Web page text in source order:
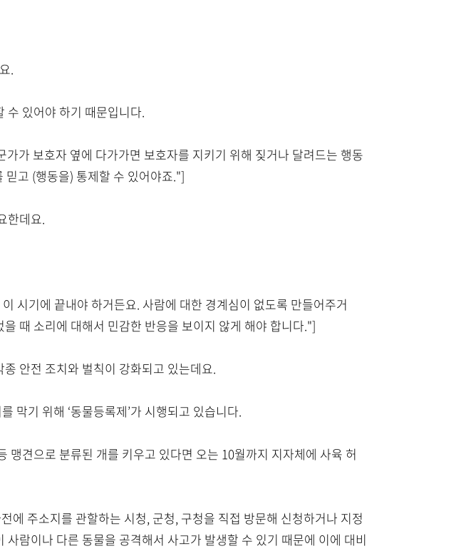
.
수 있어야 하기 때문입니다.
가 보호자 옆에 다가가면 보호자를 지키기 위해 짖거나 달려드는 행동
믿고 (행동을) 통제할 수 있어야죠."]
한데요.
시기에 끝내야 하거든요. 사람에 대한 경계심이 없도록 만들어주거
때 소리에 대해서 민감한 반응을 보이지 않게 해야 합니다."]
안전 조치와 벌칙이 강화되고 있는데요.
막기 위해 ‘동물등록제’가 시행되고 있습니다.
맹견으로 분류된 개를 키우고 있다면 오는 10월까지 지자체에 사육 허
주소지를 관할하는 시청, 군청, 구청을 직접 방문해 신청하거나 지정
람이나 다른 동물을 공격해서 사고가 발생할 수 있기 때문에 이에 대비